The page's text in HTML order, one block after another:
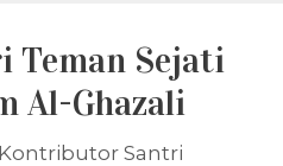
Teman Sejati
Al-Ghazali
Kontributor Santri